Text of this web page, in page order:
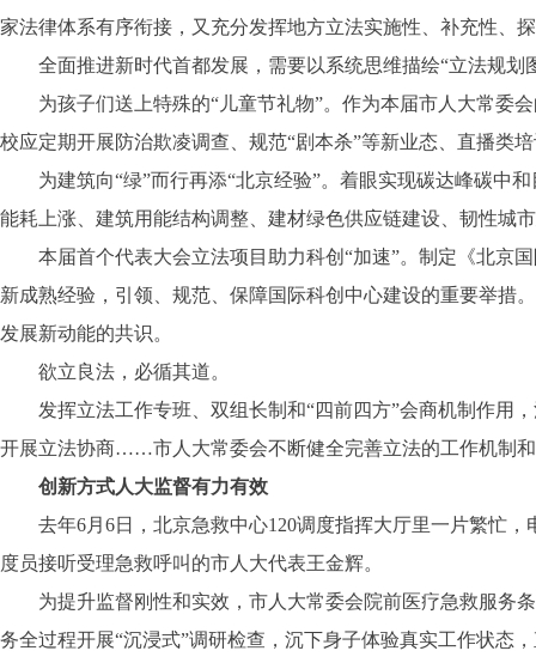
家法律体系有序衔接，又充分发挥地方立法实施性、补充性、
全面推进新时代首都发展，需要以系统思维描绘“立法规划
为孩子们送上特殊的“儿童节礼物”。作为本届市人大常委会
校应定期开展防治欺凌调查、规范“剧本杀”等新业态、直播
为建筑向“绿”而行再添“北京经验”。着眼实现碳达峰碳中和
能耗上涨、建筑用能结构调整、建材绿色供应链建设、韧性城
本届首个代表大会立法项目助力科创“加速”。制定《北京国
新成熟经验，引领、规范、保障国际科创中心建设的重要举措
发展新动能的共识。
欲立良法，必循其道。
发挥立法工作专班、双组长制和“四前四方”会商机制作用，
开展立法协商……市人大常委会不断健全完善立法的工作机制
创新方式人大监督有力有效
去年6月6日，北京急救中心120调度指挥大厅里一片繁忙，
度员接听受理急救呼叫的市人大代表王金辉。
为提升监督刚性和实效，市人大常委会院前医疗急救服务条
务全过程开展“沉浸式”调研检查，沉下身子体验真实工作状态